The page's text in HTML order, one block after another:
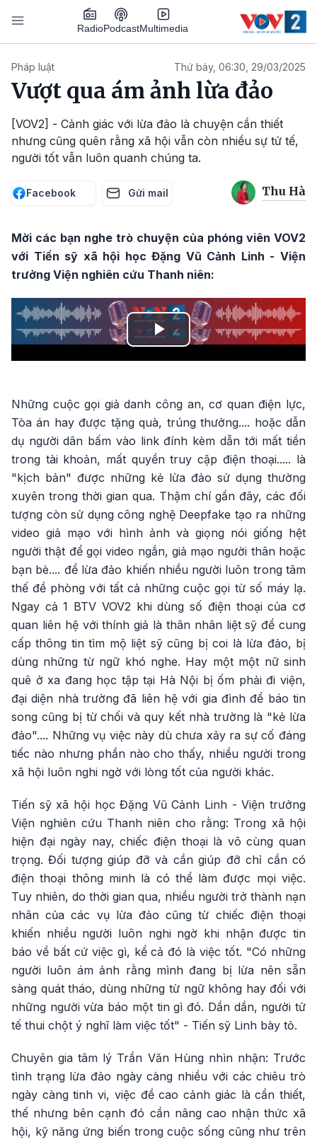
Nhảy đến nội dung
RadioPodcastMultimedia
Pháp luật Thứ bảy, 06:30, 29/03/2025
Vượt qua ám ảnh lừa đảo
[VOV2] - Cảnh giác với lừa đảo là chuyện cần thiết
nhưng cũng quên rằng xã hội vẫn còn nhiều sự tử tế,
người tốt vẫn luôn quanh chúng ta.
Facebook Gửi mail Thu Hà
Mời các bạn nghe trò chuyện của phóng viên VOV2
với Tiến sỹ xã hội học Đặng Vũ Cảnh Linh - Viện
trưởng Viện nghiên cứu Thanh niên:
Play
Những cuộc gọi giả danh công an, cơ quan điện lực,
Tòa án hay được tặng quà, trúng thưởng.... hoặc dẫn
dụ người dân bấm vào link đính kèm dẫn tới mất tiền
trong tài khoản, mất quyền truy cập điện thoại..... là
"kịch bản" được những kẻ lừa đảo sử dụng thường
xuyên trong thời gian qua. Thậm chí gần đây, các đối
tượng còn sử dụng công nghệ Deepfake tạo ra những
video giả mạo với hình ảnh và giọng nói giống hệt
người thật để gọi video ngắn, giả mạo người thân hoặc
bạn bè.... để lừa đảo khiến nhiều người luôn trong tâm
thế đề phòng với tất cả những cuộc gọi từ số máy lạ.
Ngay cả 1 BTV VOV2 khi dùng số điện thoại của cơ
quan liên hệ với thính giả là thân nhân liệt sỹ để cung
cấp thông tin tìm mộ liệt sỹ cũng bị coi là lừa đảo, bị
dùng những từ ngữ khó nghe. Hay một một nữ sinh
quê ở xa đang học tập tại Hà Nội bị ốm phải đi viện,
đại diện nhà trường đã liên hệ với gia đình để báo tin
song cũng bị từ chối và quy kết nhà trường là "kẻ lừa
đảo".... Những vụ việc này dù chưa xảy ra sự cố đáng
tiếc nào nhưng phần nào cho thấy, nhiều người trong
xã hội luôn nghi ngờ với lòng tốt của người khác.
Tiến sỹ xã hội học Đặng Vũ Cảnh Linh - Viện trưởng
Viện nghiên cứu Thanh niên cho rằng: Trong xã hội
hiện đại ngày nay, chiếc điện thoại là vô cùng quan
trọng. Đối tượng giúp đỡ và cần giúp đỡ chỉ cần có
điện thoại thông minh là có thể làm được mọi việc.
Tuy nhiên, do thời gian qua, nhiều người trở thành nạn
nhân của các vụ lừa đảo cũng từ chiếc điện thoại
khiến nhiều người luôn nghi ngờ khi nhận được tin
báo về bất cứ việc gì, kể cả đó là việc tốt. "Có những
người luôn ám ảnh rằng mình đang bị lừa nên sẵn
sàng quát tháo, dùng những từ ngữ không hay đối với
những người vừa báo một tin gì đó. Dần dần, người tử
tế thui chột ý nghĩ làm việc tốt" - Tiến sỹ Linh bày tỏ.
Chuyên gia tâm lý Trần Văn Hùng nhìn nhận: Trước
tình trạng lừa đảo ngày càng nhiều với các chiêu trò
ngày càng tinh vi, việc đề cao cảnh giác là cần thiết,
thế nhưng bên cạnh đó cần nâng cao nhận thức xã
hội, kỹ năng ứng biến trong cuộc sống cũng như trên